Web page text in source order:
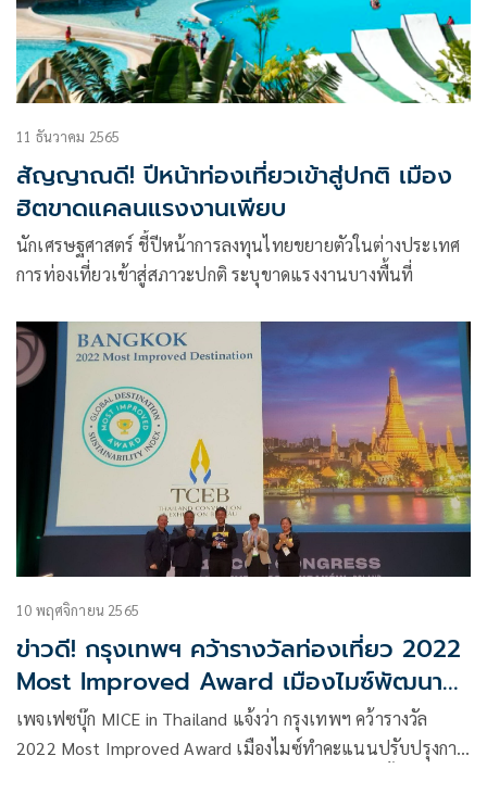
11 ธันวาคม 2565
สัญญาณดี! ปีหน้าท่องเที่ยวเข้าสู่ปกติ เมือง
ฮิตขาดแคลนแรงงานเพียบ
นักเศรษฐศาสตร์ ชี้ปีหน้าการลงทุนไทยขยายตัวในต่างประเทศ
การท่องเที่ยวเข้าสู่สภาวะปกติ ระบุขาดแรงงานบางพื้นที่
10 พฤศจิกายน 2565
ข่าวดี! กรุงเทพฯ คว้ารางวัลท่องเที่ยว 2022
Most Improved Award เมืองไมซ์พัฒนา
มากสุด
เพจเฟซบุ๊ก MICE in Thailand แจ้งว่า กรุงเทพฯ คว้ารางวัล
2022 Most Improved Award เมืองไมซ์ทำคะแนนปรับปรุงการ